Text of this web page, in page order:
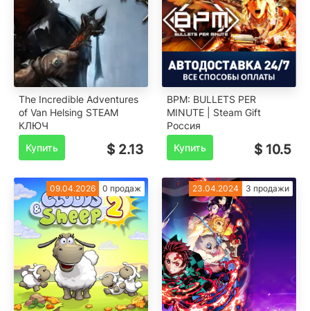
The Incredible Adventures
of Van Helsing STEAM
КЛЮЧ
Купить
$ 2.13
BPM: BULLETS PER
MINUTE | Steam Gift
Россия
Купить
$ 10.5
09.04.2026 0 продаж 23.04.2024 3 продажи